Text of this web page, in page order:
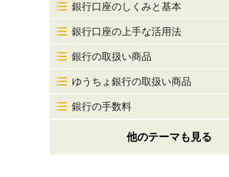
銀行口座のしくみと基本
銀行口座の上手な活用法
銀行の取扱い商品
ゆうちょ銀行の取扱い商品
銀行の手数料
他のテーマも見る